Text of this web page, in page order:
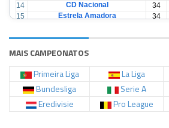
14
CD Nacional 34
15
Estrela Amadora 34
17
CD Tondela 34
18
MAIS CAMPEONATOS
Primeira Liga
La Liga
Bundesliga
Serie A
Eredivisie
Pro League